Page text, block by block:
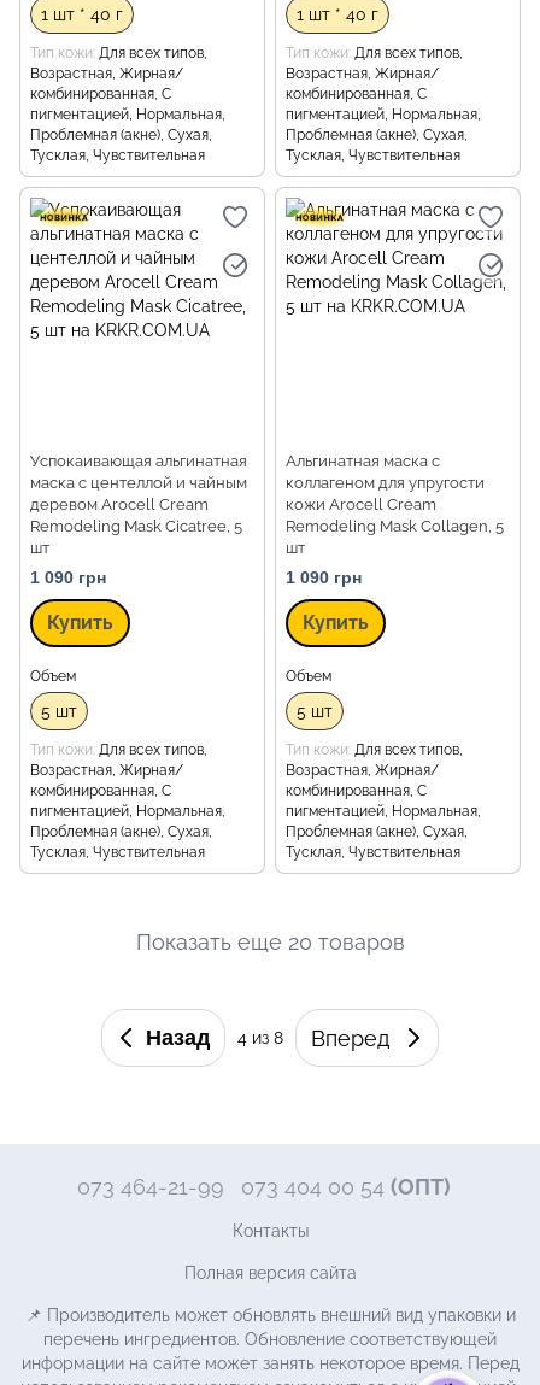
1 шт * 40 г
Тип кожи Для всех типов,
Возрастная, Жирная/
комбинированная, С
пигментацией, Нормальная,
Проблемная (акне), Сухая,
Тусклая, Чувствительная
1 шт * 40 г
Тип кожи Для всех типов,
Возрастная, Жирная/
комбинированная, С
пигментацией, Нормальная,
Проблемная (акне), Сухая,
Тусклая, Чувствительная
Успокаивающая альгинатная
маска с центеллой и чайным
деревом Arocell Cream
Remodeling Mask Cicatree, 5
шт
1 090 грн
Купить
Объем
5 шт
Тип кожи Для всех типов,
Возрастная, Жирная/
комбинированная, С
пигментацией, Нормальная,
Проблемная (акне), Сухая,
Тусклая, Чувствительная
Альгинатная маска с
коллагеном для упругости
кожи Arocell Cream
Remodeling Mask Collagen, 5
шт
1 090 грн
Купить
Объем
5 шт
Тип кожи Для всех типов,
Возрастная, Жирная/
комбинированная, С
пигментацией, Нормальная,
Проблемная (акне), Сухая,
Тусклая, Чувствительная
Показать еще 20 товаров
Назад 4 из 8 Вперед
073 464-21-99 073 404 00 54 (ОПТ)
Контакты
Полная версия сайта
📌 Производитель может обновлять внешний вид упаковки и
перечень ингредиентов. Обновление соответствующей
информации на сайте может занять некоторое время. Перед